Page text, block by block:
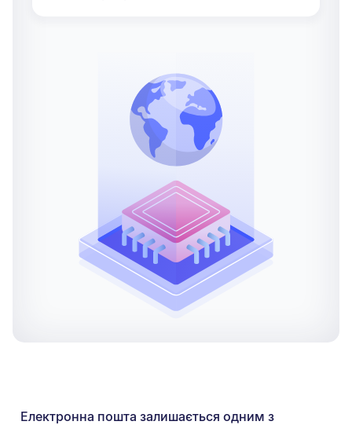
Електронна пошта залишається одним з